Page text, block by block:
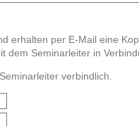
erhalten per E-Mail eine
dem Seminarleiter in
verbindlich.